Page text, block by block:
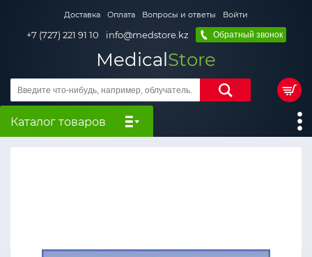
Доставка Оплата Вопросы и ответы Войти
+7 (727) 221 91 10 info@medstore.kz Обратный звонок
MedicalStore
Каталог товаров